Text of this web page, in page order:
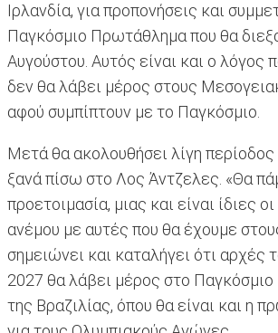
Ιρλανδία, για προπονήσεις και
Παγκόσμιο Πρωτάθλημα που θα
Αυγούστου. Αυτός είναι και ο λόγος
δεν θα λάβει μέρος στους
αφού συμπίπτουν με το Παγκόσμιο.
Μετά θα ακολουθήσει λίγη
ξανά πίσω στο Λος Άντζελες. «Θα
προετοιμασία, μιας και είναι ίδιες
ανέμου με αυτές που θα έχουμε
σημειώνει και καταλήγει ότι αρχές
2027 θα λάβει μέρος στο
της Βραζιλίας, όπου θα είναι και η